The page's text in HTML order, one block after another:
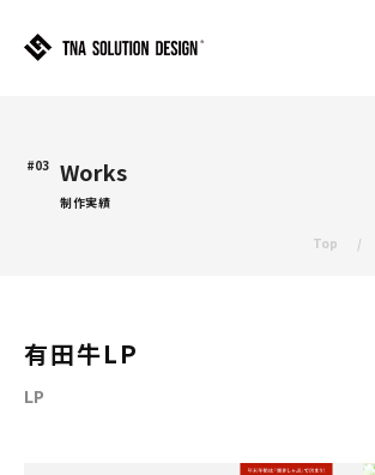
#03 Works
制作実績
Top
有田牛LP
LP